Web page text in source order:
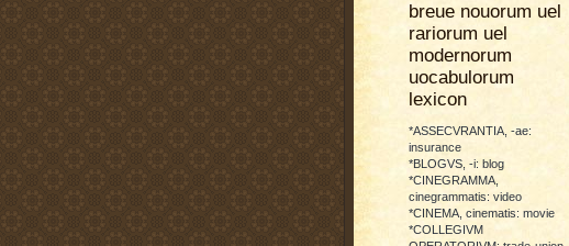
breue nouorum uel
rariorum uel
modernorum
uocabulorum
lexicon
*ASSECVRANTIA, -ae:
insurance
*BLOGVS, -i: blog
*CINEGRAMMA,
cinegrammatis: video
*CINEMA, cinematis: movie
*COLLEGIVM